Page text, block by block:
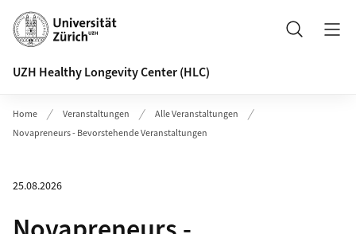
Header
Suche
UZH Healthy Longevity Center (HLC)
Home Veranstaltungen
Alle Veranstaltungen
Novapreneurs - Bevorstehende Veranstaltungen
25.08.2026